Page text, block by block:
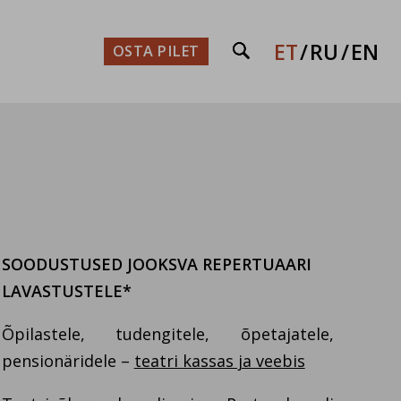
rippmenüü
OSTA PILET  ET RU EN
SOODUSTUSED JOOKSVA REPERTUAARI
LAVASTUSTELE*
Õpilastele, tudengitele, õpetajatele,
pensionäridele – teatri kassas ja veebis